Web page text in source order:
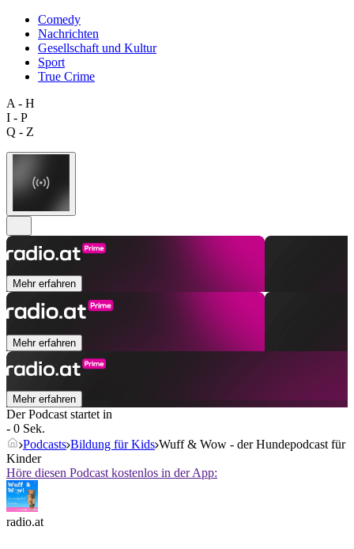
Comedy
Nachrichten
Gesellschaft und Kultur
Sport
True Crime
A - H
I - P
Q - Z
Mehr erfahren
Mehr erfahren
Mehr erfahren
Der Podcast startet in
- 0 Sek.
Podcasts Bildung für Kids Wuff & Wow - der Hundepodcast für
Kinder
Höre diesen Podcast kostenlos in der App:
radio.at